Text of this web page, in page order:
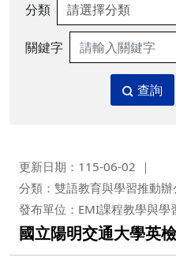
分類
關鍵字
查詢
更新日期：115-06-02
分類：雙語教育與學習推動辦
發布單位：EMI課程教學與學
國立陽明交通大學英